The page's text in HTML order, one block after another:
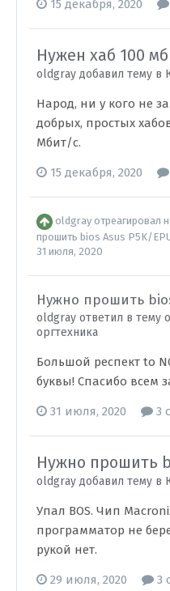
15 декабря, 2020
Нужен хаб 100
oldgray добавил тему в
Народ, ни у кого не
добрых, простых
Мбит/с.
15 декабря, 2020
oldgray отреагировал
прошить bios Asus P5K/
31 июля, 2020
Нужно прошить
oldgray ответил в тему
оргтехника
Большой респект to
буквы! Спасибо всем
31 июля, 2020 3
Нужно прошить
oldgray добавил тему в
Упал BOS. Чип
программатор не
рукой нет.
29 июля, 2020 3